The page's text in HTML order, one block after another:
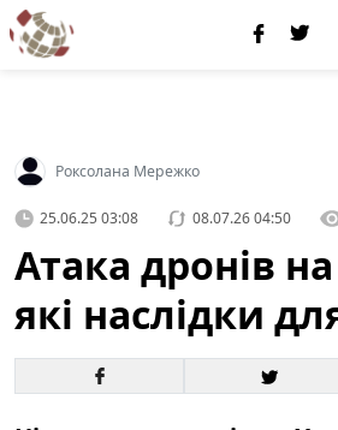
Роксолана Мережко
25.06.25 03:08 08.07.26 04:50
Атака дронів
які наслідки